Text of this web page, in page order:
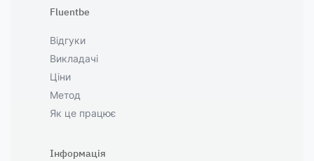
Fluentbe
Відгуки
Викладачі
Ціни
Метод
Як це працює
Інформація